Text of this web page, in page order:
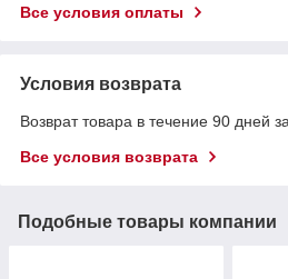
Все условия оплаты
Условия возврата
Возврат товара в течение 90 дней
Все условия возврата
Подобные товары компании